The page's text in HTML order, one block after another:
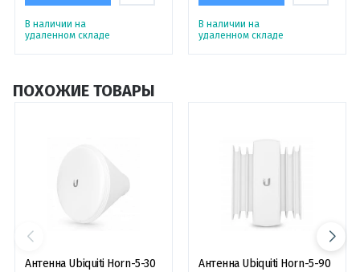
В наличии на
удаленном складе
В наличии на
удаленном складе
ПОХОЖИЕ ТОВАРЫ
Антенна Ubiquiti Horn-5-30 Антенна Ubiquiti Horn-5-90